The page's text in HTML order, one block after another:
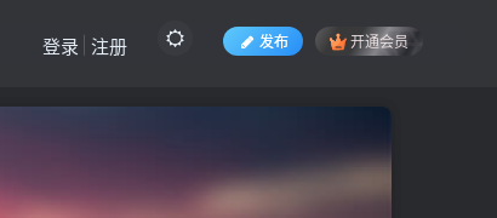
发布 开通会员
登录 注册